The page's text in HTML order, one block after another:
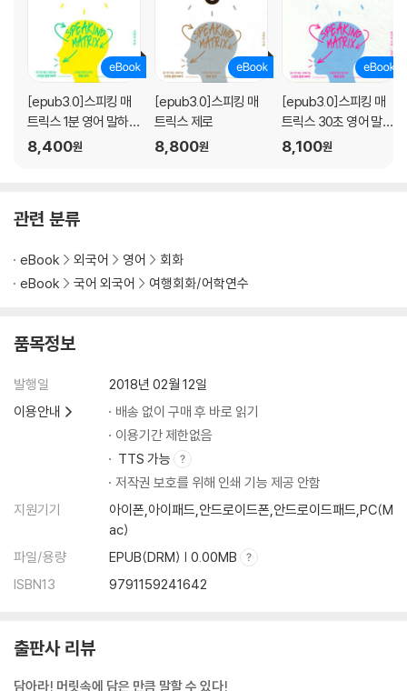
DAY 30 상황 설명
직장인을 위한 3분 영어 말하기 OUTPUT
DAY 01 직장인의 기본적인 업무 태도는?
DAY 05 집중력을 높이기 위해 할 수 있는 일은?
DAY 06 업무 효율을 높이는 방법은?
DAY 07 No라고 말해야 할 때는 언제인가?
DAY 08 남에게 인정받는 것과 자기만족 중 더 중요한 것은?
DAY 10 업무를 방해하는 큰 요인은?
DAY 12 감정 조절이 필요한 이유는?
DAY 13 참고 지나갈 수 없는 경우는?
DAY 14 서로 감정이 상했을 때는 어떻게 하는가?
DAY 15 결정할 때 고려하는 것은?
DAY 16 협력을 방해하는 것은?
DAY 17 신뢰가 중요한 이유는?
DAY 18 새로운 아이디어를 어떻게 하면 제일 잘 얻을 수 있는가?
DAY 19 일과 삶의 균형에 대한 생각은?
DAY 20 직장인에게 휴식이 그렇게 중요한 이유는?
DAY 21 효과적인 시간 관리를 위해 꼭 지키는 규칙은?
DAY 24 혼자보다 팀으로 일하는 게 나은 이유는?
DAY 26 직장인이 가져야 되는 귀중한 자질은?
[epub3.0]스피킹 매
트릭스 1분 영어 말하기
(2020개정판)
8,400원
[epub3.0]스피킹 매
트릭스 제로
8,800원
[epub3.0]스피킹 매
트릭스 30초 영어 말하
기(2020개정판)
8,100원
관련 분류
eBook 외국어 영어
회화
eBook
국어 외국어 여행회화/어학연수
품목정보
발행일
2018년 02월 12일
이용안내
배송 없이 구매 후 바로 읽기
이용기간 제한없음
TTS 가능
저작권 보호를 위해 인쇄 기능 제공 안함
지원기기
아이폰,아이패드,안드로이드폰,안드로이드패드,PC(M
ac)
파일/용량
EPUB(DRM) | 0.00MB
ISBN13
9791159241642
출판사 리뷰
담아라! 머릿속에 담은 만큼 말할 수 있다!